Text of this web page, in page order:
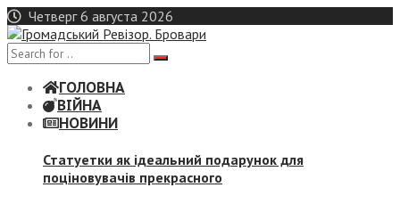
Skip
to
content
Четверг 6 августа 2026
ГОЛОВНА
ВІЙНА
НОВИНИ
Статуетки як ідеальний подарунок для
поціновувачів прекрасного